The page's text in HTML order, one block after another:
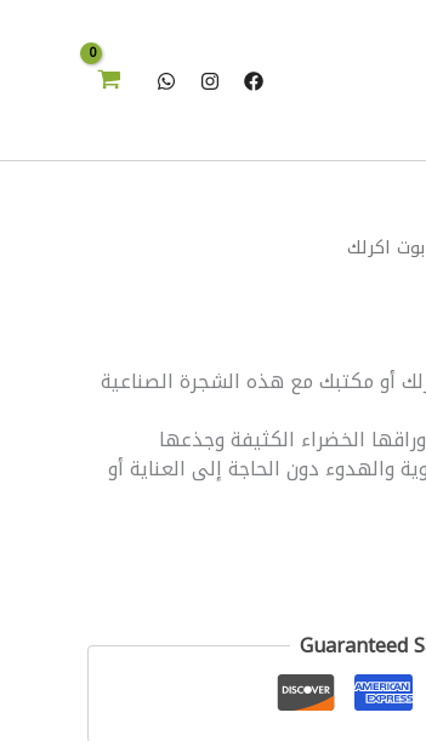
اكرلك
أو مكتبك مع هذه الشجرة الصناعية
الخضراء الكثيفة وجذعها
والهدوء دون الحاجة إلى العناية أو
Guaranteed